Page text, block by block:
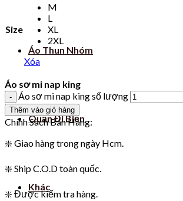
Áo Thun Nhóm
Quần Đi Biển
Khác
Size
M
L
XL
2XL
Xóa
Áo sơ mi nap king
Áo sơ mi nap king số lượng
Thêm vào giỏ hàng
Chính Sách Bán Hàng:
❇️ Giao hàng trong ngày Hcm.
❇️ Ship C.O.D toàn quốc.
❇️ Được kiểm tra hàng.